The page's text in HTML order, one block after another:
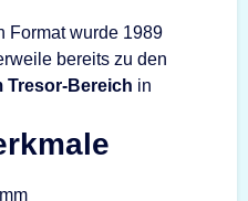
Format wurde 1989
bereits zu den
Tresor-Bereich in